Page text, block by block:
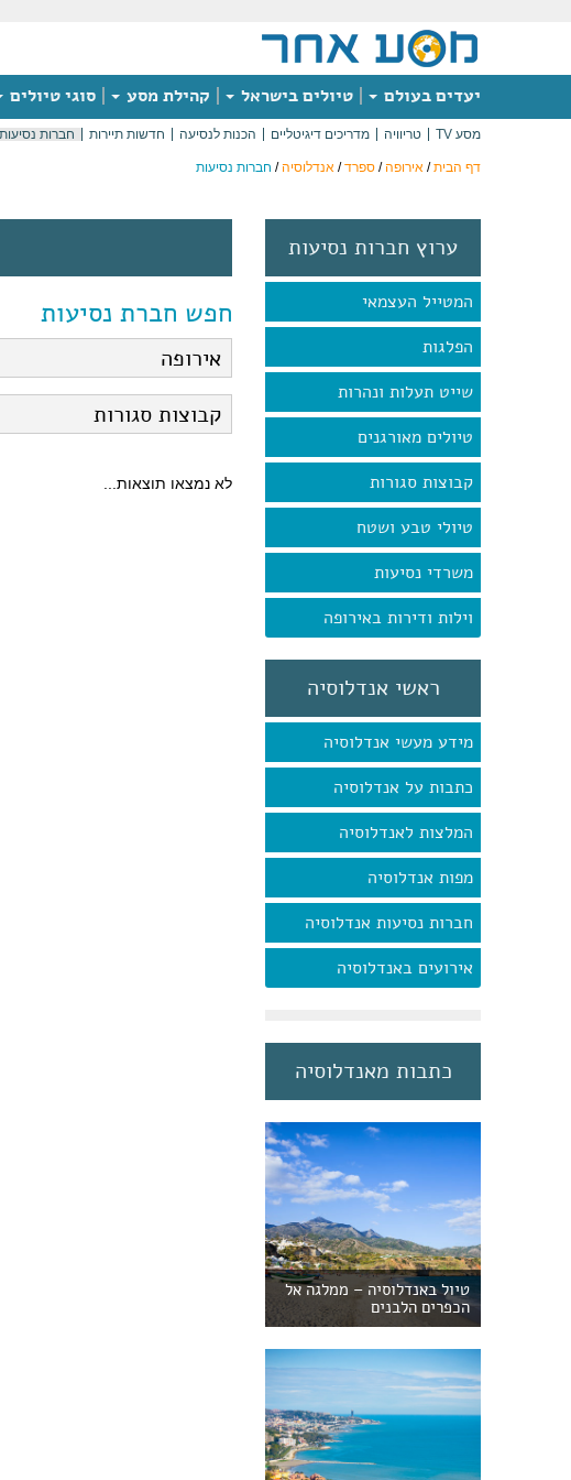
יעדים בעולם טיולים בישראל קהילת מסע סוגי טיולים
מסע TV טריוויה מדריכים דיגיטליים הכנות לנסיעה חדשות תיירות חברות נסיעות
דף הבית/ אירופה/ ספרד/ אנדלוסיה/ חברות נסיעות
ערוץ חברות נסיעות
המטייל העצמאי
הפלגות
שייט תעלות ונהרות
טיולים מאורגנים
קבוצות סגורות
טיולי טבע ושטח
משרדי נסיעות
וילות ודירות באירופה
ראשי אנדלוסיה
מידע מעשי אנדלוסיה
כתבות על אנדלוסיה
המלצות לאנדלוסיה
מפות אנדלוסיה
חברות נסיעות אנדלוסיה
אירועים באנדלוסיה
כתבות מאנדלוסיה
טיול באנדלוסיה – ממלגה אל
הכפרים הלבנים
חפש חברת נסיעות
לא נמצאו תוצאות...